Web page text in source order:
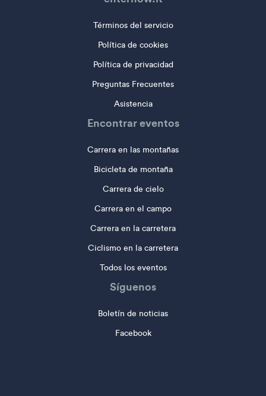
Términos del servicio
Política de cookies
Política de privacidad
Preguntas Frecuentes
Asistencia
Encontrar eventos
Carrera en las montañas
Bicicleta de montaña
Carrera de cielo
Carrera en el campo
Carrera en la carretera
Ciclismo en la carretera
Todos los eventos
Síguenos
Boletín de noticias
Facebook